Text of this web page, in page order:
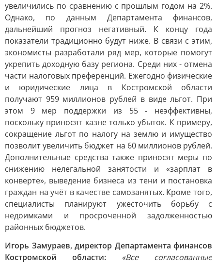
увеличились по сравнению с прошлым годом на 2%.
Однако, по данным Департамента финансов,
дальнейший прогноз негативный. К концу года
показатели традиционно будут ниже. В связи с этим,
экономисты разработали ряд мер, которые помогут
укрепить доходную базу региона. Среди них - отмена
части налоговых преференций. Ежегодно физические
и юридические лица в Костромской области
получают 959 миллионов рублей в виде льгот. При
этом 9 мер поддержки из 55 - неэффективны,
поскольку приносят казне только убыток. К примеру,
сокращение льгот по налогу на землю и имущество
позволит увеличить бюджет на 60 миллионов рублей.
Дополнительные средства также приносят меры по
снижению нелегальной занятости и «зарплат в
конверте», выведение бизнеса из тени и постановка
граждан на учёт в качестве самозанятых. Кроме того,
специалисты планируют ужесточить борьбу с
недоимками и просроченной задолженностью
районных бюджетов.
Игорь Замураев, директор Департамента финансов
Костромской области: «Все согласованные